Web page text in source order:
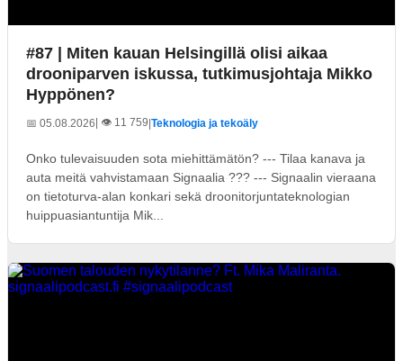
#87 | Miten kauan Helsingillä olisi aikaa
drooniparven iskussa, tutkimusjohtaja Mikko
Hyppönen?
📅 05.08.2026| 👁️ 11 759 Teknologia ja tekoäly
Onko tulevaisuuden sota miehittämätön? --- Tilaa kanava ja
auta meitä vahvistamaan Signaalia ??? --- Signaalin vieraana
on tietoturva-alan konkari sekä droonitorjuntateknologian
huippuasiantuntija Mik...